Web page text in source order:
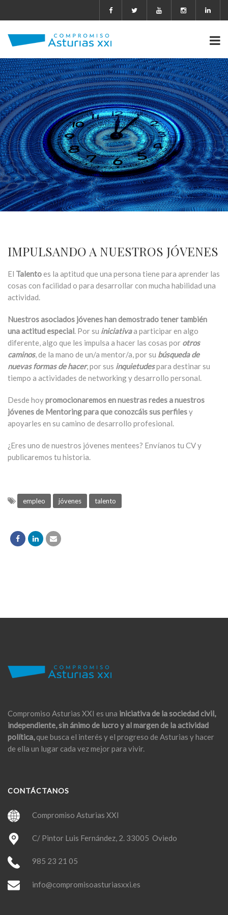
IMPULSANDO A NUESTROS JÓVENES
El Talentoes la aptitud que una persona tiene para aprender las
cosas con facilidad o para desarrollar con mucha habilidad una
actividad.
Nuestros asociados jóvenes han demostrado tener también
una actitud especial. Por su iniciativaa participar en algo
diferente, algo que les impulsa a hacer las cosas por otros
caminos, de la mano de un/a mentor/a, por su búsqueda de
nuevas formas de hacer, por sus inquietudespara destinar su
tiempo a actividades de networking y desarrollo personal.
Desde hoypromocionaremos en nuestras redes a nuestros
jóvenes de Mentoring para que conozcáis sus perfilesy
apoyarles en su camino de desarrollo profesional.
¿Eres uno de nuestros jóvenes mentees? Envíanos tu CV y
publicaremos tu historia.
empleo jóvenes talento
Compromiso Asturias XXI es una iniciativa de la sociedad civil,
independiente, sin ánimo de lucro y al margen de la actividad
política,que busca el interés y el progreso de Asturias y hacer
de ella un lugar cada vez mejor para vivir.
CONTÁCTANOS
Compromiso Asturias XXI
C/ Pintor Luis Fernández, 2. 33005 Oviedo
985 23 21 05
info@compromisoasturiasxxi.es